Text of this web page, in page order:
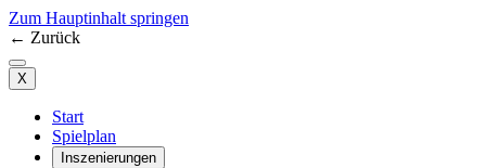
Zum Hauptinhalt springen
← Zurück
X
Start
Spielplan
Inszenierungen